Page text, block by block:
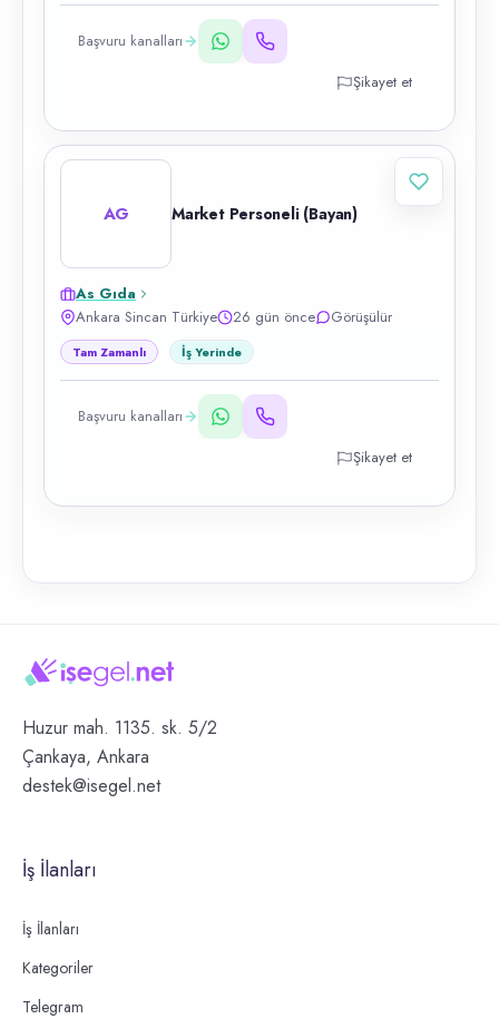
Başvuru kanalları
Şikayet et
AG Market Personeli (Bayan)
As Gıda
Ankara Sincan Türkiye
26 gün önce Görüşülür
Tam Zamanlı İş Yerinde
Başvuru kanalları
Şikayet et
Huzur mah. 1135. sk. 5/2
Çankaya, Ankara
destek@isegel.net
İş İlanları
İş İlanları
Kategoriler
Telegram